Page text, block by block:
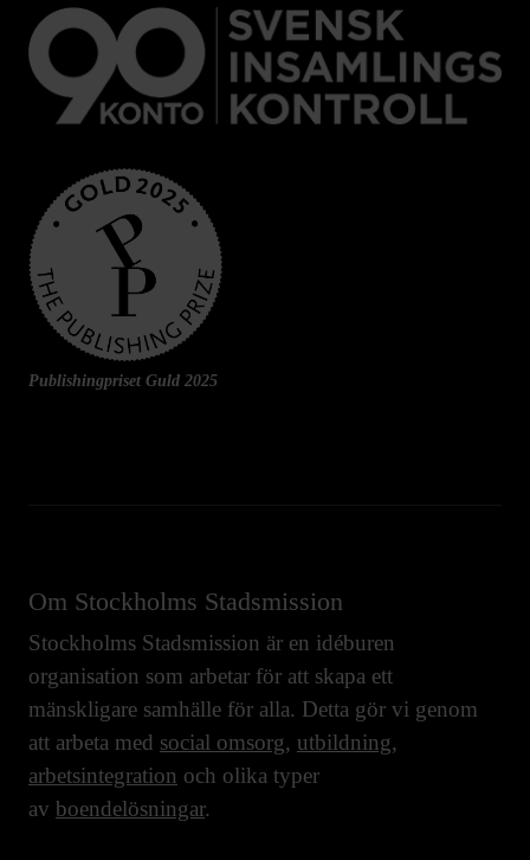
Publishingpriset Guld 2025
Om Stockholms Stadsmission
Stockholms Stadsmission är en idéburen
organisation som arbetar för att skapa ett
mänskligare samhälle för alla. Detta gör vi genom
att arbeta med social omsorg, utbildning,
arbetsintegration och olika typer
av boendelösningar.